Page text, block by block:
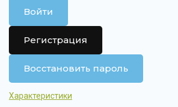
Войти
Регистрация
Восстановить пароль
Характеристики